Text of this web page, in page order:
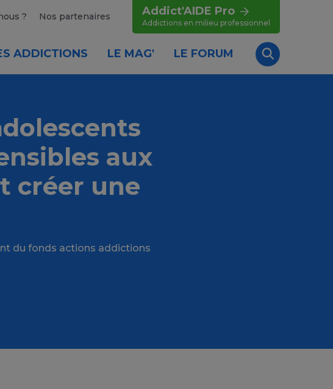
? Nos partenaires Addict'AIDE Pro
Addictions en milieu professionnel
ADDICTIONS LE MAG' LE FORUM
Recherche
aux
créer une
du fonds actions addictions